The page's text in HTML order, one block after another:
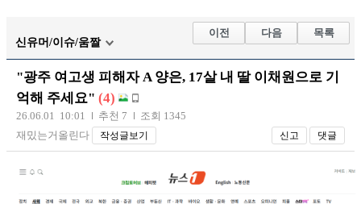
자유사진 군사/무기
트럭/버스 항공/해운/철도
장착시공사진
신유머/이슈/움짤
이전 다음 목록
"광주 여고생 피해자 A 양은, 17살 내 딸 이채원으로 기
억해 주세요" (4)
26.06.01 10:01 추천 7
조회 1345
재밌는거올린다
작성글보기 신고 댓글